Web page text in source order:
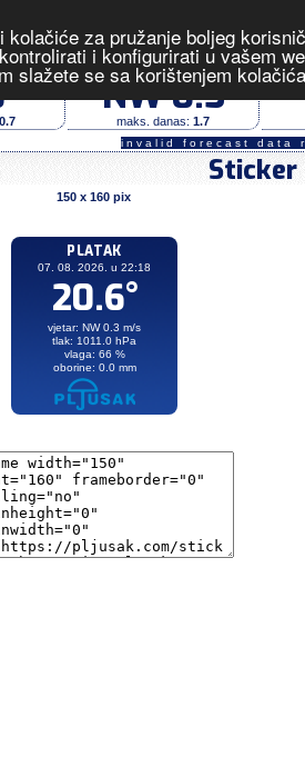
za pružanje boljeg
i konfigurirati u vašem
slažete se sa korištenjem
- izmjerene
vjetar (m/s)
NW 0.3
maks. danas: 1.7
invalid forecast data
Sticker
150 x 160 pix